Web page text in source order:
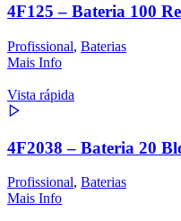
4F125 – Bateria 100
Profissional, Baterias
Mais Info
Vista rápida
4F2038 – Bateria 20
Profissional, Baterias
Mais Info